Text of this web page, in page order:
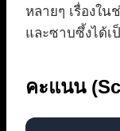
หลายๆ เรื่องใ
และซาบซึ้งได้เ
คะแนน